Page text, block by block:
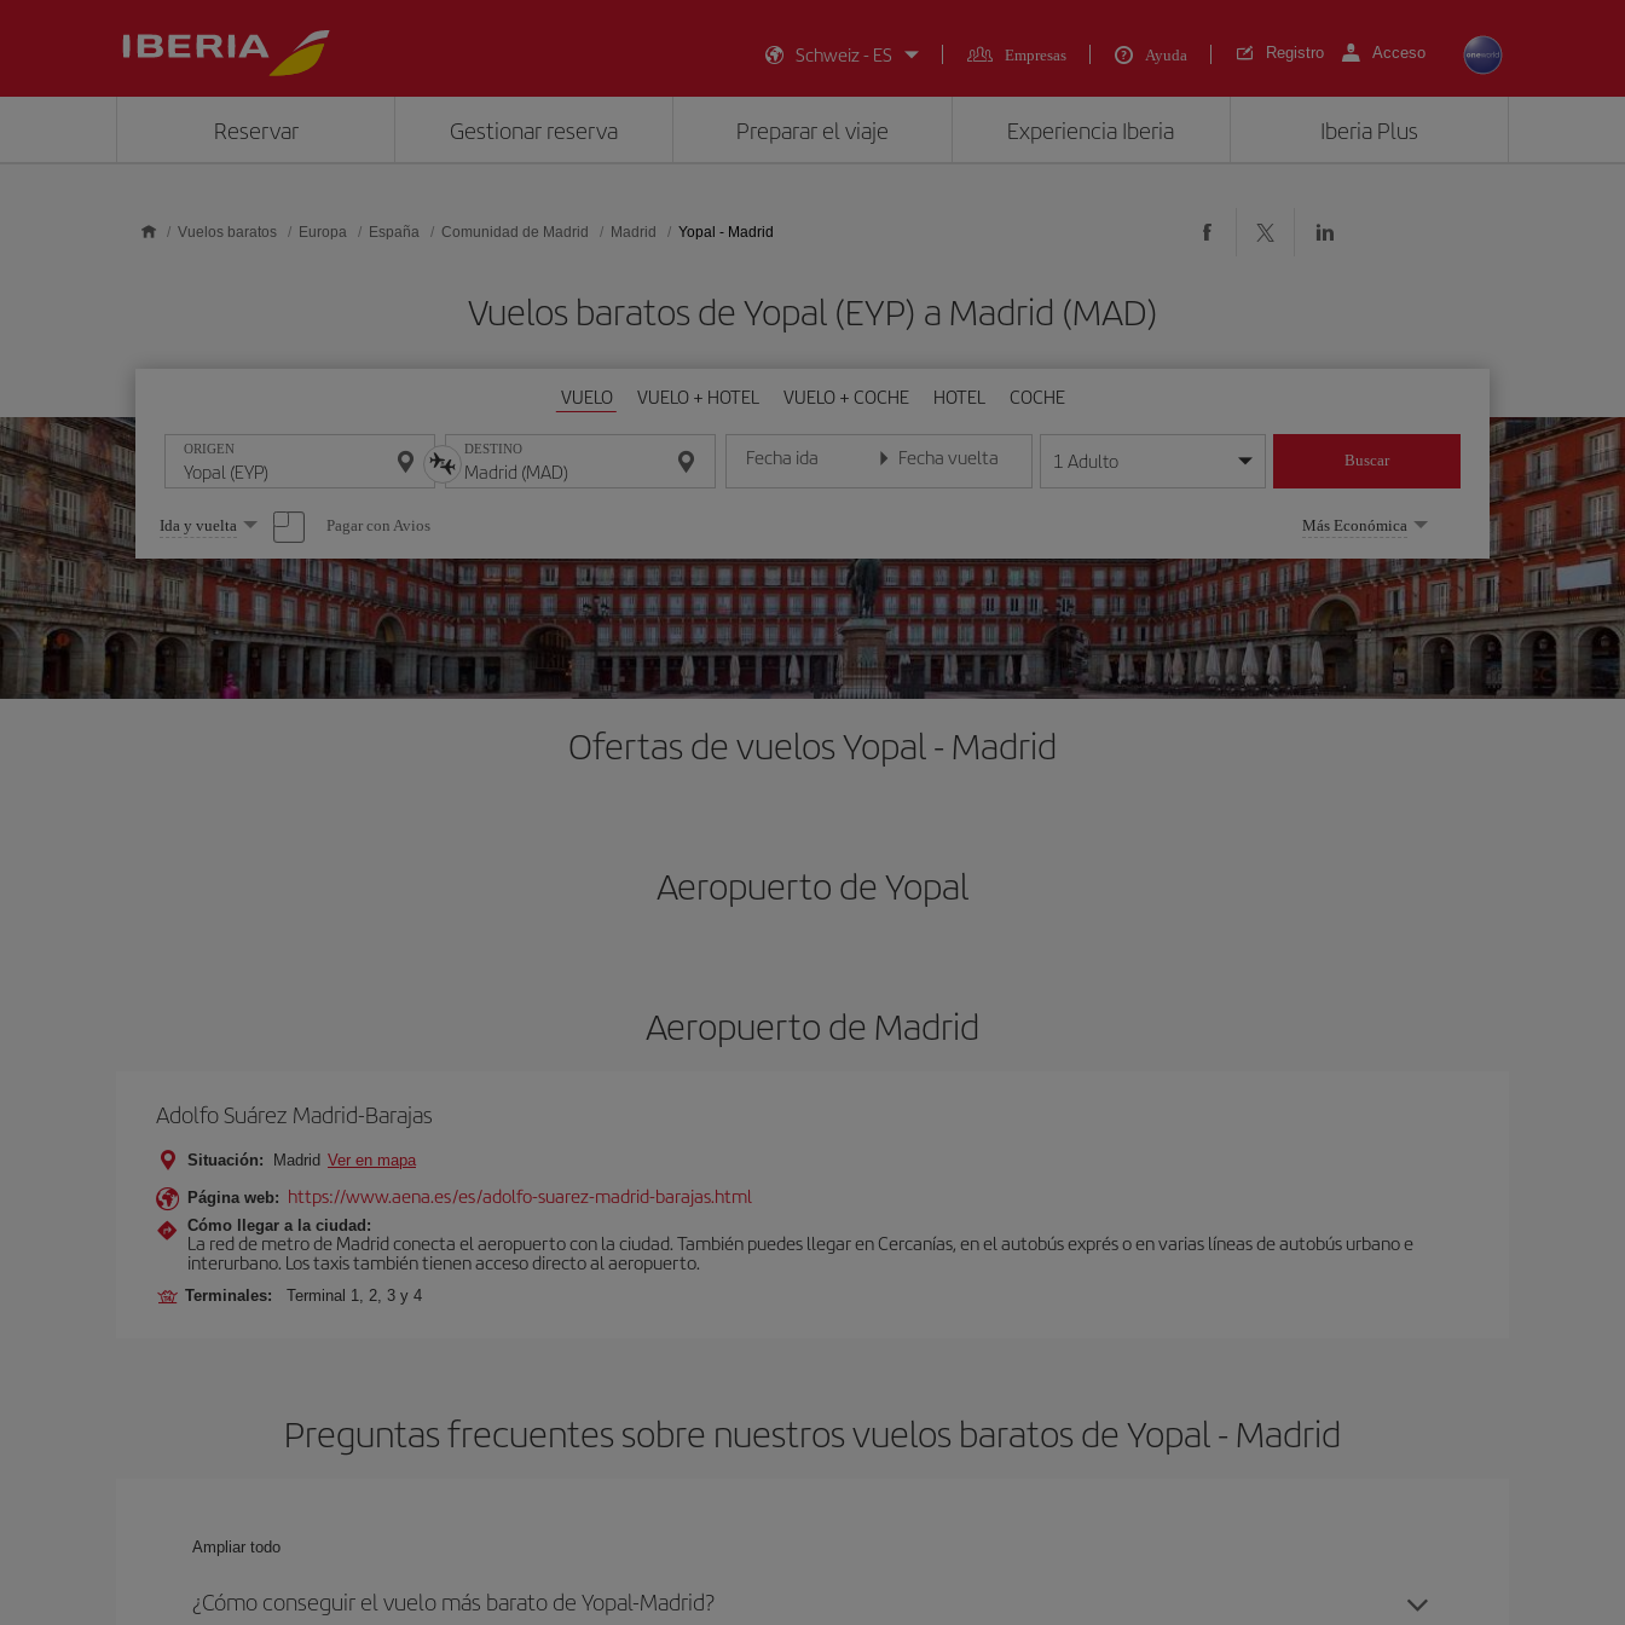
Schweiz - ES
Empresas Ayuda Registro Acceso
Reservar Gestionar reserva Preparar el viaje Experiencia Iberia Iberia Plus
Vuelos baratos Europa España Comunidad de Madrid Madrid Yopal - Madrid
Vuelos baratos de Yopal (EYP) a Madrid (MAD)
VUELO VUELO + HOTEL VUELO + COCHE HOTEL COCHE
ORIGEN DESTINO Fecha ida
Introduce la fecha en formato día/mes/año
Fecha vuelta
Introduce la fecha en formato día/mes/año
1 Adulto Buscar
Seleccione
una
opción
Ida y vuelta Pagar con Avios Más Económica
Ofertas de vuelos Yopal - Madrid
Aeropuerto de Yopal
Aeropuerto de Madrid
Adolfo Suárez Madrid-Barajas
Situación: Madrid Ver en mapa
Página web: https://www.aena.es/es/adolfo-suarez-madrid-barajas.html
Cómo llegar a la ciudad:
La red de metro de Madrid conecta el aeropuerto con la ciudad. También puedes llegar en Cercanías, en el autobús exprés o en varias líneas de autobús urbano e
interurbano. Los taxis también tienen acceso directo al aeropuerto.
Terminales: Terminal 1, 2, 3 y 4
Preguntas frecuentes sobre nuestros vuelos baratos de Yopal - Madrid
Ampliar todo
¿Cómo conseguir el vuelo más barato de Yopal-Madrid?